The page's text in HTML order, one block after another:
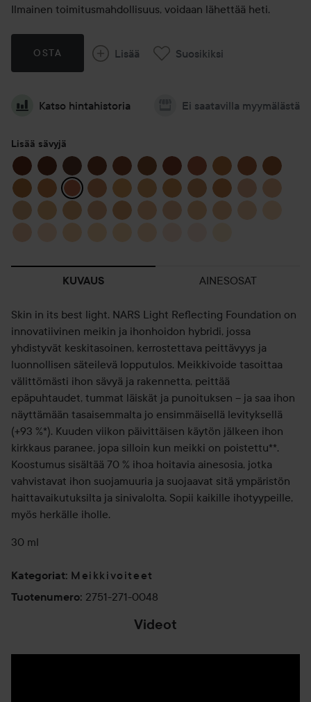
Ilmainen toimitusmahdollisuus, voidaan lähettää heti.
OSTA Lisää Suosikiksi
Katso hintahistoria Ei saatavilla myymälästä
Lisää sävyjä
KUVAUS AINESOSAT
Skin in its best light. NARS Light Reflecting Foundation on
innovatiivinen meikin ja ihonhoidon hybridi, jossa
yhdistyvät keskitasoinen, kerrostettava peittävyys ja
luonnollisen säteilevä lopputulos. Meikkivoide tasoittaa
välittömästi ihon sävyä ja rakennetta, peittää
epäpuhtaudet, tummat läiskät ja punoituksen – ja saa ihon
näyttämään tasaisemmalta jo ensimmäisellä levityksellä
(+93 %*). Kuuden viikon päivittäisen käytön jälkeen ihon
kirkkaus paranee, jopa silloin kun meikki on poistettu**.
Koostumus sisältää 70 % ihoa hoitavia ainesosia, jotka
vahvistavat ihon suojamuuria ja suojaavat sitä ympäristön
haittavaikutuksilta ja sinivalolta. Sopii kaikille ihotyypeille,
myös herkälle iholle.
30 ml
Kategoriat: Meikkivoiteet
Tuotenumero: 2751-271-0048
Videot